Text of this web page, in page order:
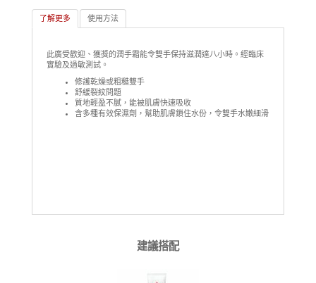
了解更多 使用方法
此廣受歡迎、獲獎的潤手霜能令雙手保持滋潤達八小時。經臨床
實驗及過敏測試。
修護乾燥或粗糙雙手
舒緩裂紋問題
質地輕盈不膩，能被肌膚快速吸收
含多種有效保濕劑，幫助肌膚鎖住水份，令雙手水嫩細滑
建議搭配